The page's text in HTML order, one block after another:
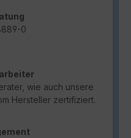
0
wie auch unsere
Hersteller zertifiziert.